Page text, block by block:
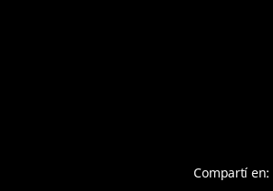
Compartí en: